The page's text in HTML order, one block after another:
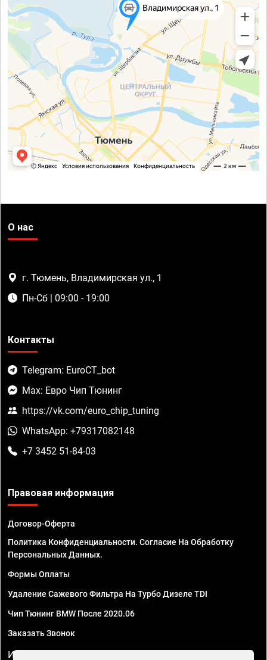
О нас
г. Тюмень, Владимирская ул., 1
Пн-Сб | 09:00 - 19:00
Контакты
Telegram: EuroCT_bot
Max: Евро Чип Тюнинг
https://vk.com/euro_chip_tuning
WhatsApp: +79317082148
+7 3452 51-84-03
Правовая информация
Договор-Оферта
Политика Конфиденциальности. Согласие На Обработку
Персональных Данных.
Формы Оплаты
Удаление Сажевого Фильтра На Турбо Дизеле TDI
Чип Тюнинг BMW После 2020.06
Заказать Звонок
ИП Смирнов Георгий Павлович. ИНН 781302555843,